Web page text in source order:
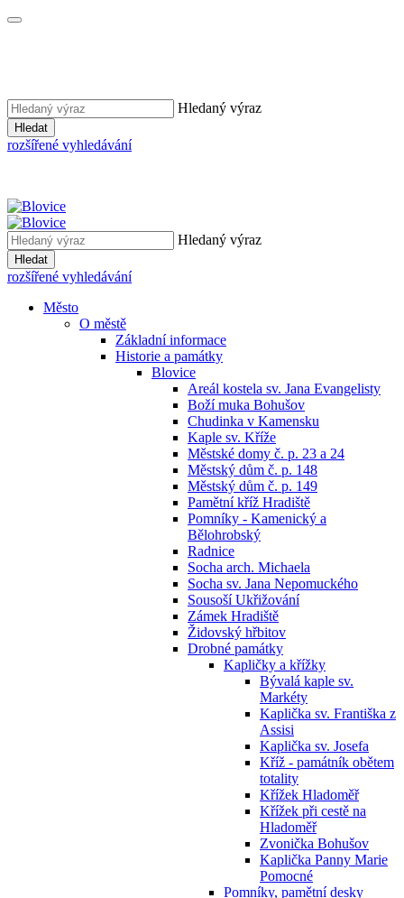
Hledaný výraz
Hledat
rozšířené vyhledávání
Hledaný výraz
Hledat
rozšířené vyhledávání
Město
O městě
Základní informace
Historie a památky
Blovice
Areál kostela sv. Jana Evangelisty
Boží muka Bohušov
Chudinka v Kamensku
Kaple sv. Kříže
Městské domy č. p. 23 a 24
Městský dům č. p. 148
Městský dům č. p. 149
Pamětní kříž Hradiště
Pomníky - Kamenický a
Bělohrobský
Radnice
Socha arch. Michaela
Socha sv. Jana Nepomuckého
Sousoší Ukřižování
Zámek Hradiště
Židovský hřbitov
Drobné památky
Kapličky a křížky
Bývalá kaple sv.
Markéty
Kaplička sv. Františka z
Assisi
Kaplička sv. Josefa
Kříž - památník obětem
totality
Křížek Hladoměř
Křížek při cestě na
Hladoměř
Zvonička Bohušov
Kaplička Panny Marie
Pomocné
Pomníky, pamětní desky